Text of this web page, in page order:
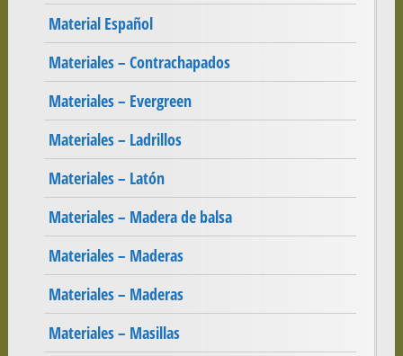
Material Español
Materiales – Contrachapados
Materiales – Evergreen
Materiales – Ladrillos
Materiales – Latón
Materiales – Madera de balsa
Materiales – Maderas
Materiales – Maderas
Materiales – Masillas